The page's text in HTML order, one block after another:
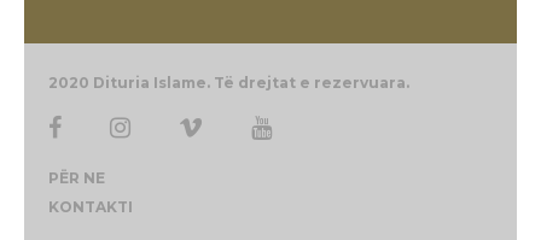
2020 Dituria Islame. Të drejtat e rezervuara.
PËR NE
KONTAKTI